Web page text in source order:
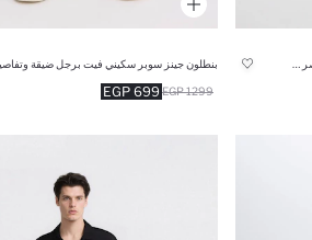
699 EGP 1299 EGP